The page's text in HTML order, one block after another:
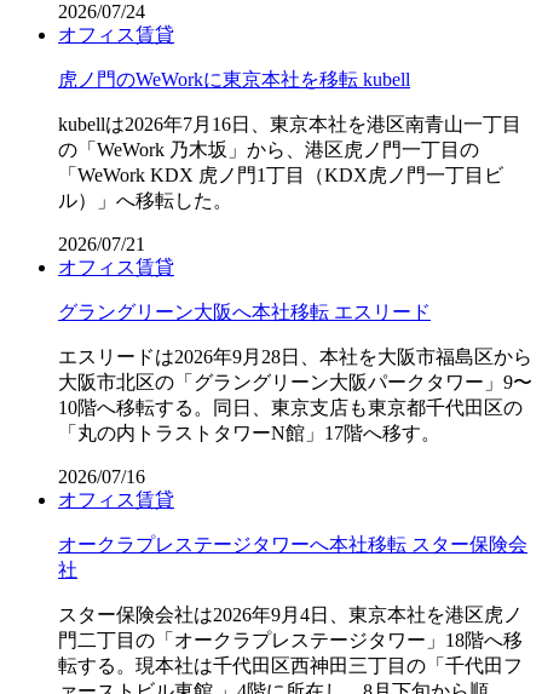
2026/07/24
オフィス賃貸
虎ノ門のWeWorkに東京本社を移転 kubell
kubellは2026年7月16日、東京本社を港区南青山一丁目
の「WeWork 乃木坂」から、港区虎ノ門一丁目の
「WeWork KDX 虎ノ門1丁目（KDX虎ノ門一丁目ビ
ル）」へ移転した。
2026/07/21
オフィス賃貸
グラングリーン大阪へ本社移転 エスリード
エスリードは2026年9月28日、本社を大阪市福島区から
大阪市北区の「グラングリーン大阪パークタワー」9〜
10階へ移転する。同日、東京支店も東京都千代田区の
「丸の内トラストタワーN館」17階へ移す。
2026/07/16
オフィス賃貸
オークラプレステージタワーへ本社移転 スター保険会
社
スター保険会社は2026年9月4日、東京本社を港区虎ノ
門二丁目の「オークラプレステージタワー」18階へ移
転する。現本社は千代田区西神田三丁目の「千代田フ